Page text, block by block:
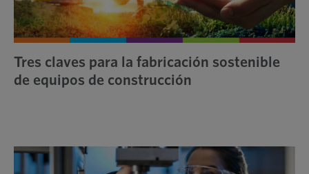
Tres claves para la fabricación sostenible
de equipos de construcción